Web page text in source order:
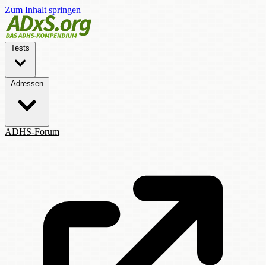
Zum Inhalt springen
Tests
Adressen
ADHS-Forum